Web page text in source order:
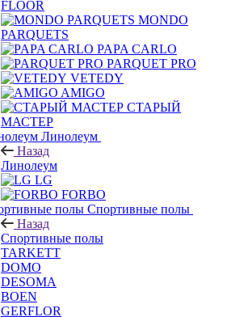
PARQUETS
PARQUET PRO
VETEDY
AMIGO
МАСТЕР
Линолеум
Назад
Линолеум
LG
Спортивные полы
Назад
Спортивные полы
TARKETT
DOMO
DESOMA
BOEN
GERFLOR